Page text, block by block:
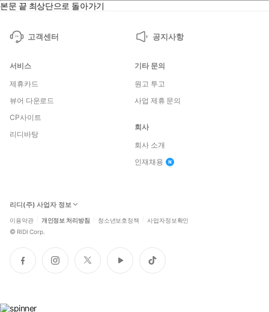
본문 끝 최상단으로 돌아가기
고객센터 공지사항
서비스
제휴카드
뷰어 다운로드
CP사이트
리디바탕
기타 문의
원고 투고
사업 제휴 문의
회사
회사 소개
인재채용
리디(주) 사업자 정보
이용약관 개인정보 처리방침 청소년보호정책 사업자정보확인
© RIDI Corp.
페
이
인
스
트
위
유
튜
틱
톡